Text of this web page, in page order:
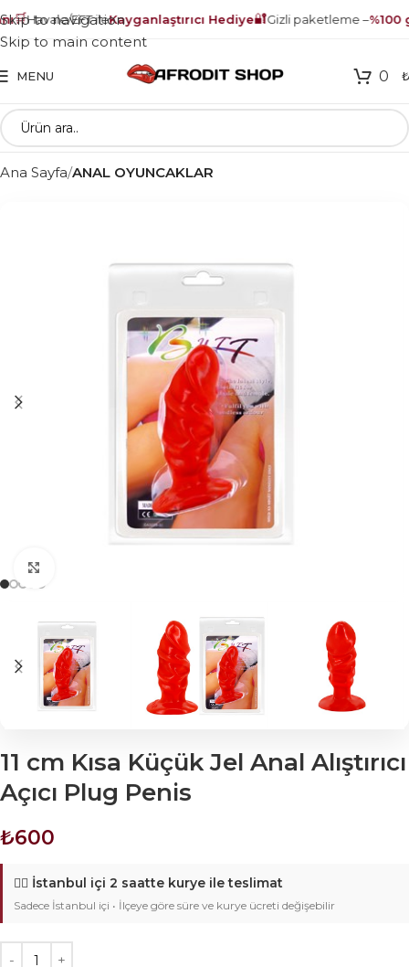
🛒Havale/EFT ileKayganlaştırıcı Hediye🔐Gizli paketleme –%100
Skip to navigation
Skip to main content
MENU 0 ₺
Ana Sayfa ANAL OYUNCAKLAR
11 cm Kısa Küçük Jel Anal Alıştırıcı
Açıcı Plug Penis
₺600
🚴‍♂️ İstanbul içi 2 saatte kurye ile teslimat
Sadece İstanbul içi • İlçeye göre süre ve kurye ücreti değişebilir